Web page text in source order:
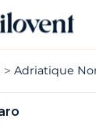
Adriatique